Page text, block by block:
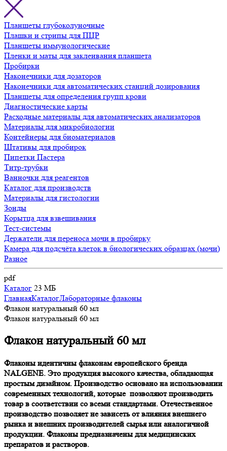
Планшеты глубоколуночные
Плашки и стрипы для ПЦР
Планшеты иммунологические
Пленки и маты для заклеивания планшета
Пробирки
Наконечники для дозаторов
Наконечники для автоматических станций дозирования
Планшеты для определения групп крови
Диагностические карты
Расходные материалы для автоматических анализаторов
Материалы для микробиологии
Контейнеры для биоматериалов
Штативы для пробирок
Пипетки Пастера
Титр-трубки
Ванночки для реагентов
Каталог для производств
Материалы для гистологии
Зонды
Корытца для взвешивания
Тест-системы
Держатели для переноса мочи в пробирку
Камера для подсчёта клеток в биологических образцах (мочи)
Разное
pdf
Каталог 23 МБ
ГлавнаяКаталогЛабораторные флаконы
Флакон натуральный 60 мл
Флакон натуральный 60 мл
Флакон натуральный 60 мл
Флаконы идентичны флаконам европейского бренда
NALGENE. Это продукция высокого качества, обладающая
простым дизайном. Производство основано на использовании
современных технологий, которые позволяют производить
товар в соответствии со всеми стандартами. Отечественное
производство позволяет не зависеть от влияния внешнего
рынка и внешних производителей сырья или аналогичной
продукции. Флаконы предназначены для медицинских
препаратов и растворов.